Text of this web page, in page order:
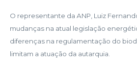
O representante da ANP, Luiz
mudanças na atual legislação
diferenças na regulamentação do
limitam a atuação da autarquia.